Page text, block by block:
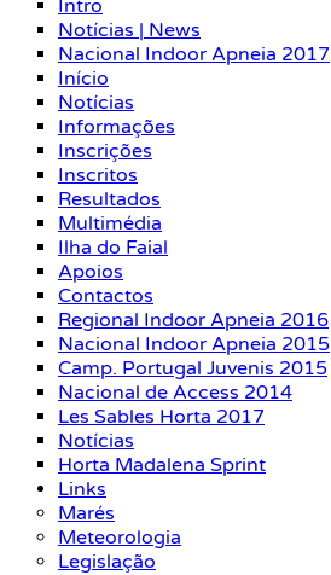
Intro
Notícias | News
Nacional Indoor Apneia 2017
Início
Notícias
Informações
Inscrições
Inscritos
Resultados
Multimédia
Ilha do Faial
Apoios
Contactos
Regional Indoor Apneia 2016
Nacional Indoor Apneia 2015
Camp. Portugal Juvenis 2015
Nacional de Access 2014
Les Sables Horta 2017
Notícias
Horta Madalena Sprint
Links
Marés
Meteorologia
Legislação